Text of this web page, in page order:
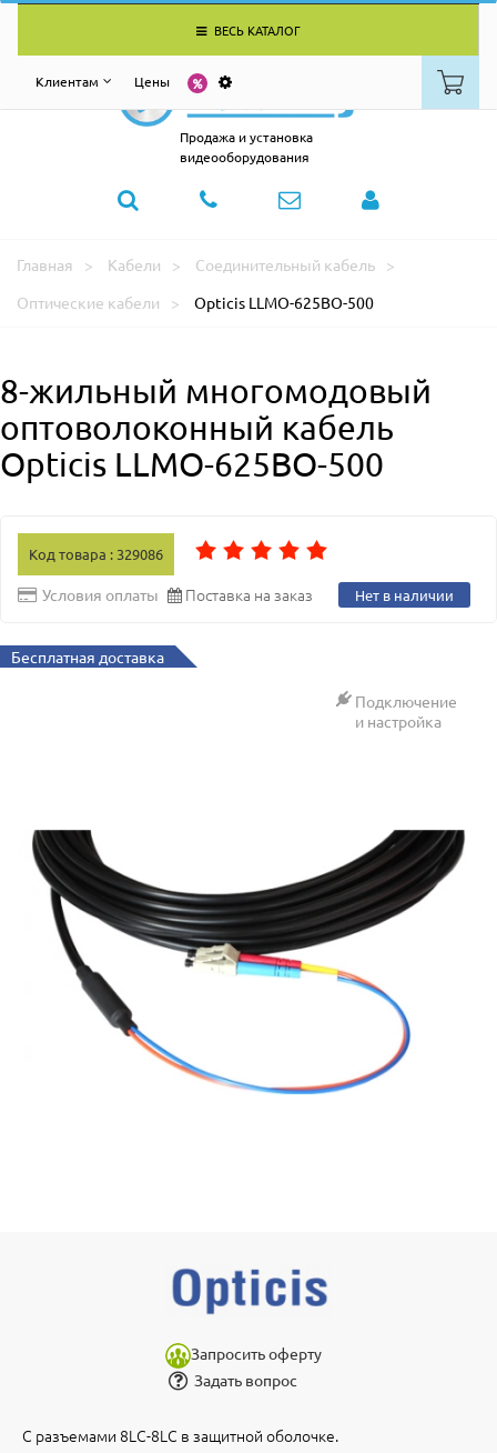
ВЕСЬ КАТАЛОГ
Клиентам Цены
Продажа и установка
видеооборудования
Главная Кабели
Соединительный кабель
Оптические кабели
Opticis LLMO-625BO-500
8-жильный многомодовый
оптоволоконный кабель
Opticis LLMO-625BO-500
Код товара : 329086
Условия оплаты Поставка на заказ Нет в наличии
Бесплатная доставка
Подключение
и настройка
Запросить оферту
Задать вопрос
С разъемами 8LC-8LC в защитной оболочке.